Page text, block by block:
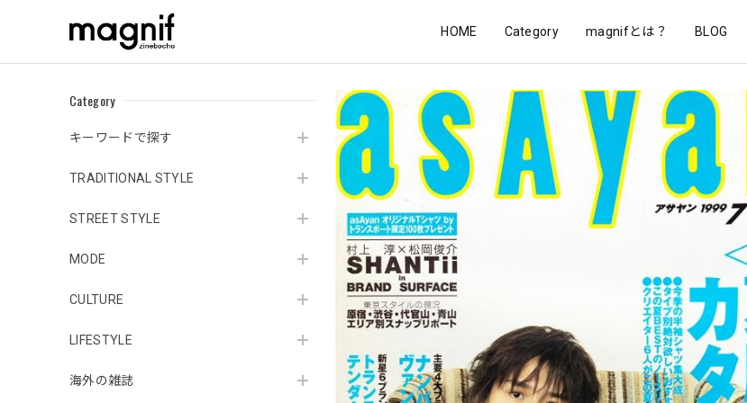
HOME Category magnifとは？ BLOG
Category
キーワードで探す
TRADITIONAL STYLE
STREET STYLE
MODE
CULTURE
LIFESTYLE
海外の雑誌